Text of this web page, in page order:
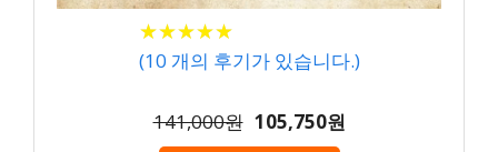
★★★★★
★★★★★
(10 개의 후기가 있습니다.)
141,000원 105,750원